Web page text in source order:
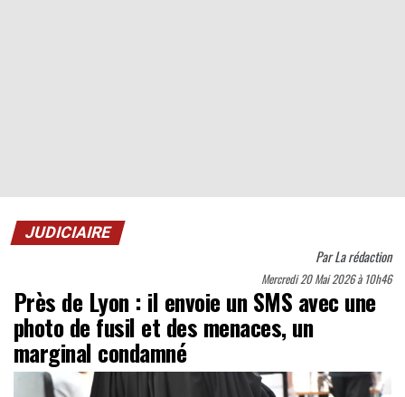
JUDICIAIRE
ParLa rédaction
Mercredi 20 Mai 2026 à 10h46
Près de Lyon : il envoie un SMS avec une
photo de fusil et des menaces, un
marginal condamné